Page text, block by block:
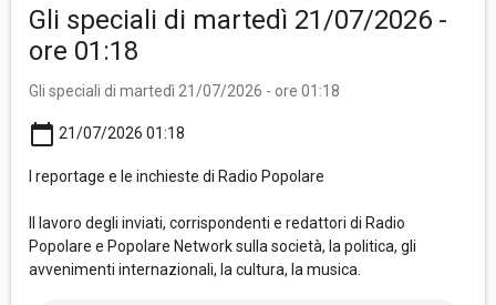
Gli speciali di martedì 21/07/2026 -
ore 01:18
Gli speciali di martedì 21/07/2026 - ore 01:18
calendar_today 21/07/2026 01:18
I reportage e le inchieste di Radio Popolare
Il lavoro degli inviati, corrispondenti e redattori di Radio
Popolare e Popolare Network sulla società, la politica, gli
avvenimenti internazionali, la cultura, la musica.